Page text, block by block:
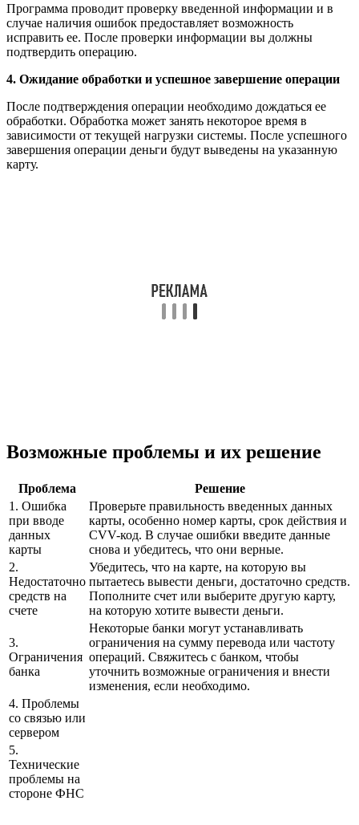
Программа проводит проверку введенной информации и в
случае наличия ошибок предоставляет возможность
исправить ее. После проверки информации вы должны
подтвердить операцию.
4. Ожидание обработки и успешное завершение операции
После подтверждения операции необходимо дождаться ее
обработки. Обработка может занять некоторое время в
зависимости от текущей нагрузки системы. После успешного
завершения операции деньги будут выведены на указанную
карту.
Возможные проблемы и их решение
Проблема
Решение
1. Ошибка
при вводе
данных
карты
Проверьте правильность введенных данных
карты, особенно номер карты, срок действия и
CVV-код. В случае ошибки введите данные
снова и убедитесь, что они верные.
2.
Недостаточно
средств на
счете
Убедитесь, что на карте, на которую вы
пытаетесь вывести деньги, достаточно средств.
Пополните счет или выберите другую карту,
на которую хотите вывести деньги.
3.
Ограничения
банка
Некоторые банки могут устанавливать
ограничения на сумму перевода или частоту
операций. Свяжитесь с банком, чтобы
уточнить возможные ограничения и внести
изменения, если необходимо.
4. Проблемы
со связью или
сервером
5.
Технические
проблемы на
стороне ФНС